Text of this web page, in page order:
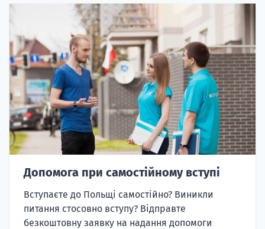
Допомога при самостійному вступі
Вступаєте до Польщі самостійно? Виникли
питання стосовно вступу? Відправте
безкоштовну заявку на надання допомоги